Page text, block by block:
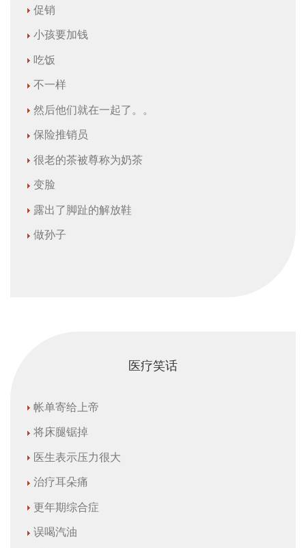
促销
小孩要加钱
吃饭
不一样
然后他们就在一起了。。
保险推销员
很老的茶被尊称为奶茶
变脸
露出了脚趾的解放鞋
做孙子
医疗笑话
帐单寄给上帝
将床腿锯掉
医生表示压力很大
治疗耳朵痛
更年期综合症
误喝汽油